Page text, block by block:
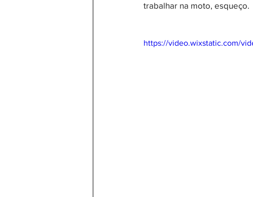
trabalhar na moto, esqueço.
https://video.wixstatic.com/